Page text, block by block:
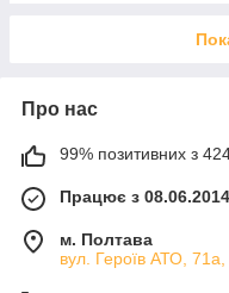
Про нас
99% позитивних з 424
Працює з 08.06.2014
м. Полтава
вул. Героїв АТО,